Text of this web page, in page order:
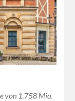
von 1.758 Mio.